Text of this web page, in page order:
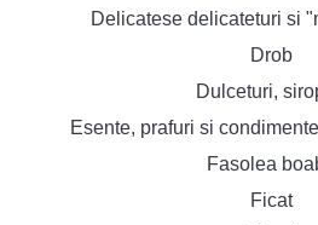
Delicatese delicateturi si
Drob
Dulceturi,
Esente, prafuri si
Fasolea
Ficat